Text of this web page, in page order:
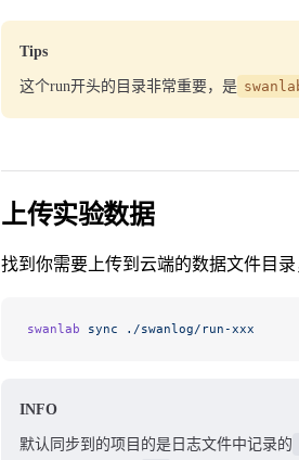
Tips
这个run开头的目录非常重要，是
上传实验数据
找到你需要上传到云端的数据文件目录
swanlab sync ./swanlog/run-xxx
INFO
默认同步到的项目的是日志文件中记录的